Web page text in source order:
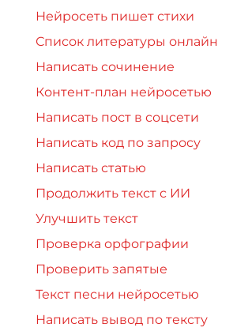
Нейросеть пишет стихи
Список литературы онлайн
Написать сочинение
Контент-план нейросетью
Написать пост в соцсети
Написать код по запросу
Написать статью
Продолжить текст с ИИ
Улучшить текст
Проверка орфографии
Проверить запятые
Текст песни нейросетью
Написать вывод по тексту